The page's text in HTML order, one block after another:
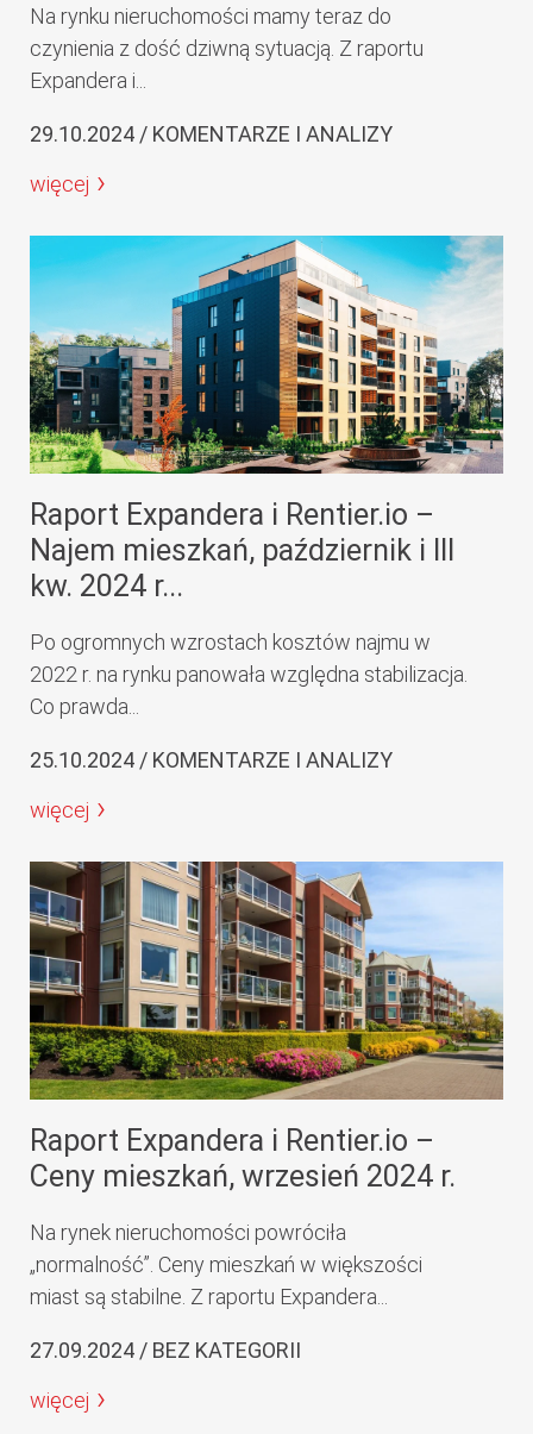
Na rynku nieruchomości mamy teraz do
czynienia z dość dziwną sytuacją. Z raportu
Expandera i...
29.10.2024 / KOMENTARZE I ANALIZY
więcej
Raport Expandera i Rentier.io –
Najem mieszkań, październik i III
kw. 2024 r...
Po ogromnych wzrostach kosztów najmu w
2022 r. na rynku panowała względna stabilizacja.
Co prawda...
25.10.2024 / KOMENTARZE I ANALIZY
więcej
Raport Expandera i Rentier.io –
Ceny mieszkań, wrzesień 2024 r.
Na rynek nieruchomości powróciła
„normalność”. Ceny mieszkań w większości
miast są stabilne. Z raportu Expandera...
27.09.2024 / BEZ KATEGORII
więcej